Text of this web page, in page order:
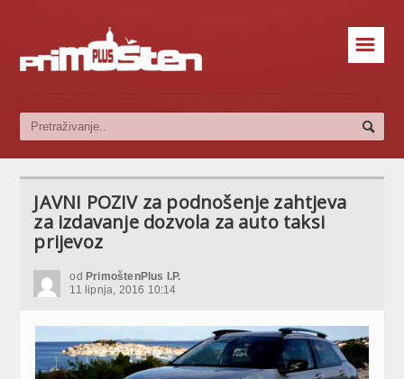
☰
JAVNI POZIV za podnošenje zahtjeva
za izdavanje dozvola za auto taksi
prijevoz
od PrimoštenPlus I.P.
11 lipnja, 2016 10:14